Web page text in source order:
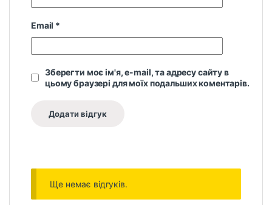
Email *
Зберегти моє ім'я, e-mail, та адресу сайту в
цьому браузері для моїх подальших коментарів.
Ще немає відгуків.